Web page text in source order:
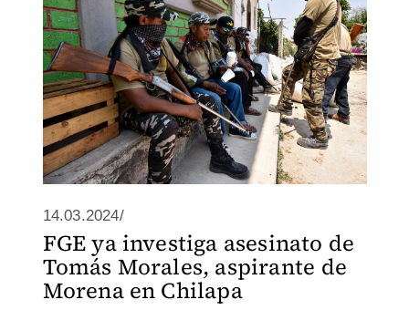
14.03.2024/
FGE ya investiga asesinato de
Tomás Morales, aspirante de
Morena en Chilapa